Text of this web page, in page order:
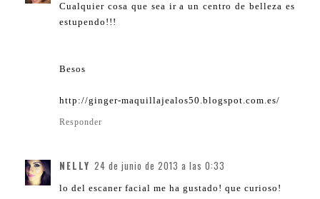
Cualquier cosa que sea ir a un centro de belleza es
estupendo!!!
Besos
http://ginger-maquillajealos50.blogspot.com.es/
Responder
NELLY 24 de junio de 2013 a las 0:33
lo del escaner facial me ha gustado! que curioso!